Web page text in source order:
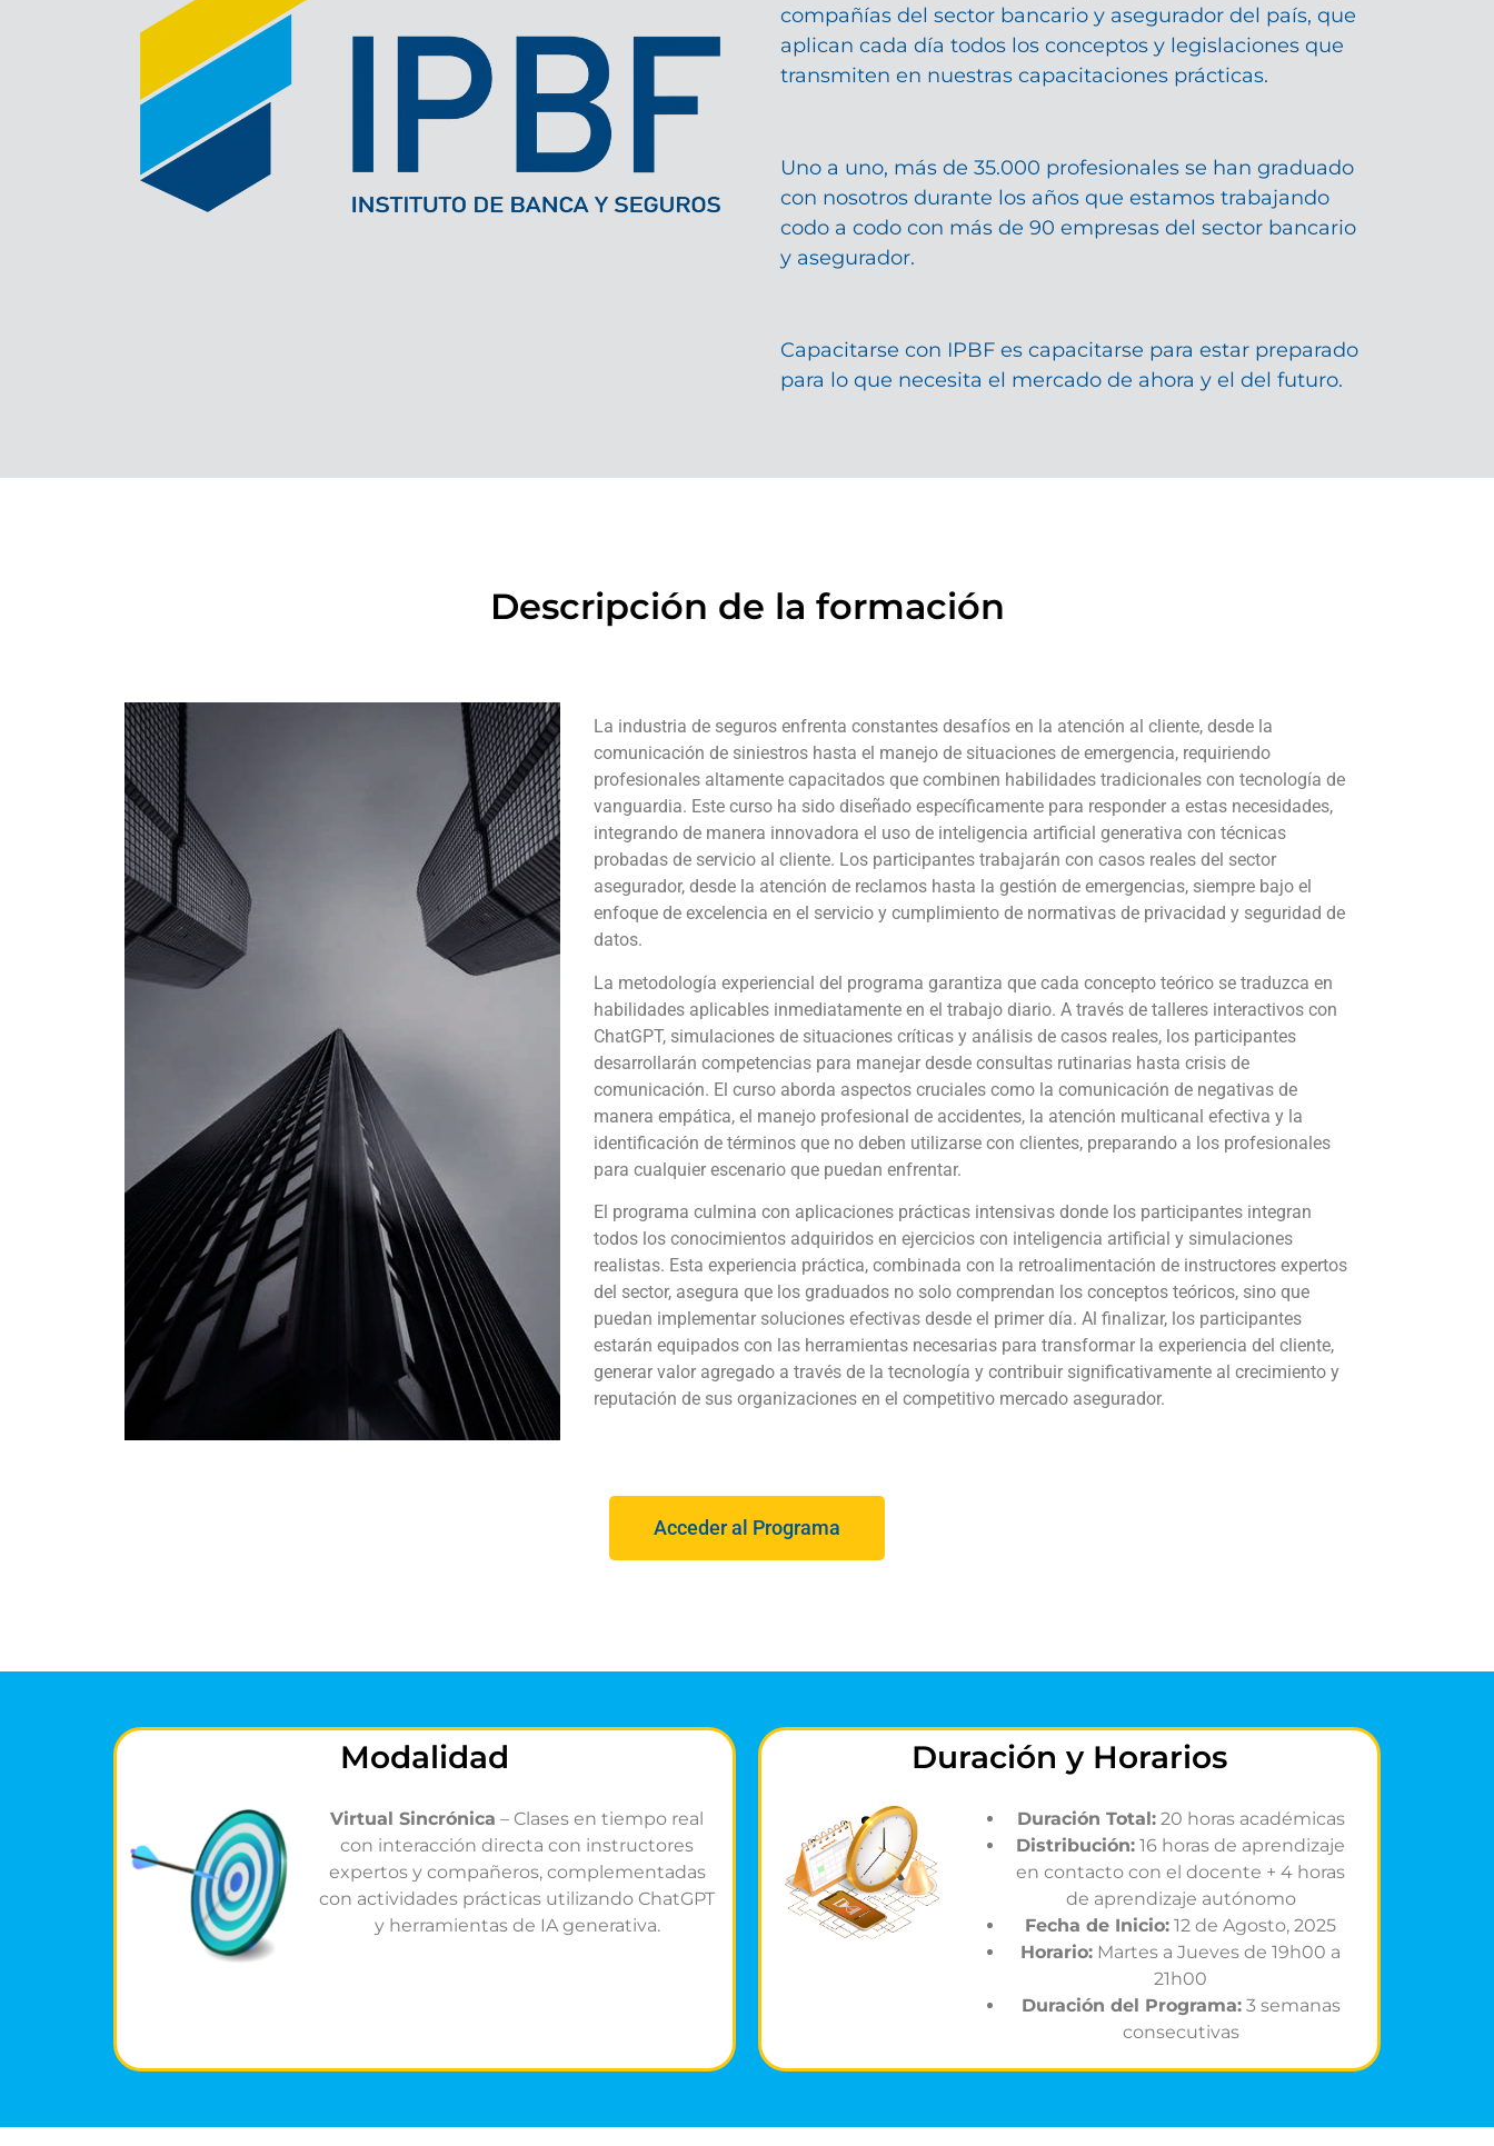
compañías del sector bancario y asegurador del país, que
aplican cada día todos los conceptos y legislaciones que
transmiten en nuestras capacitaciones prácticas.
Uno a uno, más de 35.000 profesionales se han graduado
con nosotros durante los años que estamos trabajando
codo a codo con más de 90 empresas del sector bancario
y asegurador.
Capacitarse con IPBF es capacitarse para estar preparado
para lo que necesita el mercado de ahora y el del futuro.
Descripción de la formación
La industria de seguros enfrenta constantes desafíos en la atención al cliente, desde la
comunicación de siniestros hasta el manejo de situaciones de emergencia, requiriendo
profesionales altamente capacitados que combinen habilidades tradicionales con tecnología de
vanguardia. Este curso ha sido diseñado específicamente para responder a estas necesidades,
integrando de manera innovadora el uso de inteligencia artificial generativa con técnicas
probadas de servicio al cliente. Los participantes trabajarán con casos reales del sector
asegurador, desde la atención de reclamos hasta la gestión de emergencias, siempre bajo el
enfoque de excelencia en el servicio y cumplimiento de normativas de privacidad y seguridad de
datos.
La metodología experiencial del programa garantiza que cada concepto teórico se traduzca en
habilidades aplicables inmediatamente en el trabajo diario. A través de talleres interactivos con
ChatGPT, simulaciones de situaciones críticas y análisis de casos reales, los participantes
desarrollarán competencias para manejar desde consultas rutinarias hasta crisis de
comunicación. El curso aborda aspectos cruciales como la comunicación de negativas de
manera empática, el manejo profesional de accidentes, la atención multicanal efectiva y la
identificación de términos que no deben utilizarse con clientes, preparando a los profesionales
para cualquier escenario que puedan enfrentar.
El programa culmina con aplicaciones prácticas intensivas donde los participantes integran
todos los conocimientos adquiridos en ejercicios con inteligencia artificial y simulaciones
realistas. Esta experiencia práctica, combinada con la retroalimentación de instructores expertos
del sector, asegura que los graduados no solo comprendan los conceptos teóricos, sino que
puedan implementar soluciones efectivas desde el primer día. Al finalizar, los participantes
estarán equipados con las herramientas necesarias para transformar la experiencia del cliente,
generar valor agregado a través de la tecnología y contribuir significativamente al crecimiento y
reputación de sus organizaciones en el competitivo mercado asegurador.
Acceder al Programa
Modalidad
Virtual Sincrónica – Clases en tiempo real
con interacción directa con instructores
expertos y compañeros, complementadas
con actividades prácticas utilizando ChatGPT
y herramientas de IA generativa.
Duración y Horarios
Duración Total:20 horas académicas
Distribución: 16 horas de aprendizaje
en contacto con el docente + 4 horas
de aprendizaje autónomo
Fecha de Inicio: 12 de Agosto, 2025
Horario: Martes a Jueves de 19h00 a
21h00
Duración del Programa:3 semanas
consecutivas